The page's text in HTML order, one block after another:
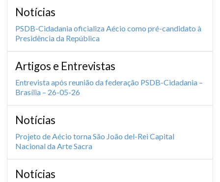
Notícias
PSDB-Cidadania oficializa Aécio como pré-candidato à
Presidência da República
Artigos e Entrevistas
Entrevista após reunião da federação PSDB-Cidadania –
Brasília – 26-05-26
Notícias
Projeto de Aécio torna São João del-Rei Capital
Nacional da Arte Sacra
Notícias